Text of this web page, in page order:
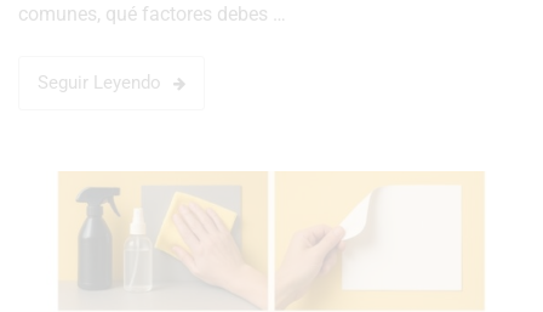
comunes, qué factores debes …
Seguir Leyendo